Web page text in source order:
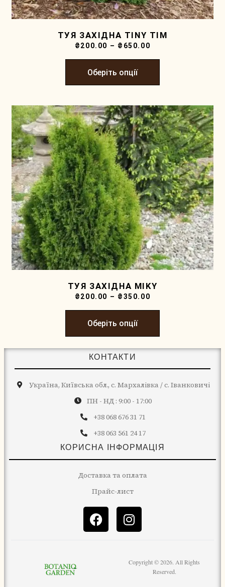
ТУЯ ЗАХІДНА TINY TIM
₴200.00 – ₴ 650.00
Оберіть опції
ТУЯ ЗАХІДНА MIKY
₴200.00 – ₴350.00
Оберіть опції
КОНТАКТИ
Україна, Київська обл., с. Мархалівка / с. Іванковичі
ПН - НД : 9:00 - 17:00
+38 068 676 31 71
+38 063 561 24 17
КОРИСНА ІНФОРМАЦІЯ
Доставка та оплата
Прайс-лист
Copyright © 2026. All Rights
Reserved.